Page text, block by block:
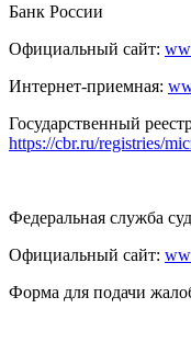
Банк России
Официальный сайт:
Интернет-приемная:
Государственный
https://cbr.ru/registries/
Федеральная служба
Официальный сайт:
Форма для подачи